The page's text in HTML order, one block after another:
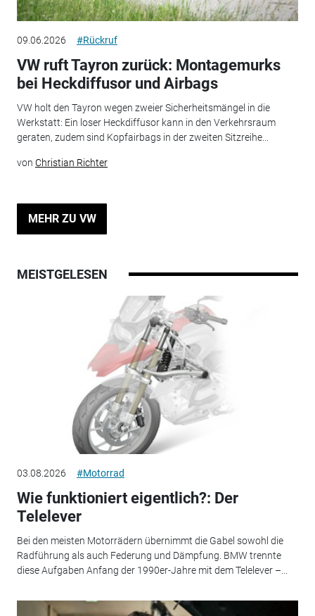
09.06.2026 #Rückruf
VW ruft Tayron zurück: Montagemurks
bei Heckdiffusor und Airbags
VW holt den Tayron wegen zweier Sicherheitsmängel in die
Werkstatt: Ein loser Heckdiffusor kann in den Verkehrsraum
geraten, zudem sind Kopfairbags in der zweiten Sitzreihe...
von Christian Richter
MEHR ZU VW
MEISTGELESEN
03.08.2026 #Motorrad
Wie funktioniert eigentlich?: Der
Telelever
Bei den meisten Motorrädern übernimmt die Gabel sowohl die
Radführung als auch Federung und Dämpfung. BMW trennte
diese Aufgaben Anfang der 1990er-Jahre mit dem Telelever –...